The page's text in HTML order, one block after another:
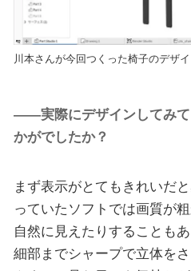
川本さんが今回つくった椅子のデザ
――実際にデザインしてみて
かがでしたか？
まず表示がとてもきれいだ
っていたソフトでは画質が
自然に見えたりすることも
細部までシャープで立体を